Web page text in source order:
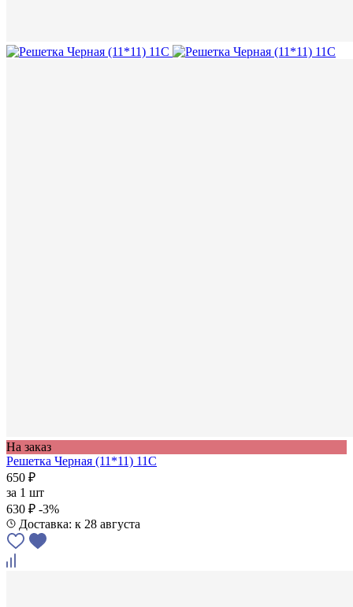
На заказ
Решетка Черная (11*11) 11C
650 ₽
за 1 шт
630 ₽ -3%
Доставка: к 28 августа